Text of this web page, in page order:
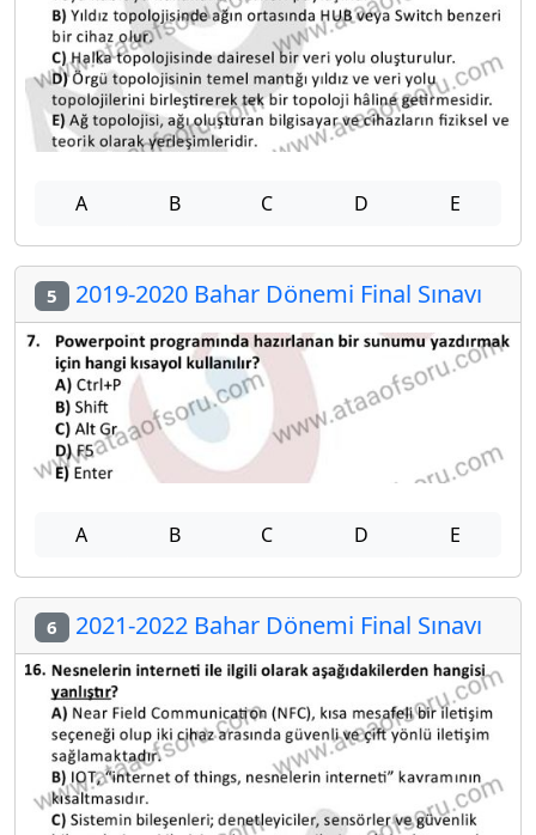
A B C D E
5 2019-2020 Bahar Dönemi Final Sınavı
A B C D E
6 2021-2022 Bahar Dönemi Final Sınavı